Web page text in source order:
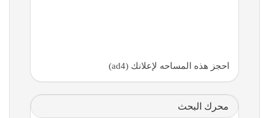
احجز هذه المساحه لإعلانك (ad4)
محرك البحث